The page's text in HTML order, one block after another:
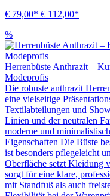
€ 79,00* € 112,00*
%
Herrenbüste Anthrazit –
Modeprofis
Die robuste anthrazit
eine vielseitige
Textilabteilungen und
Linien und der neutralen
moderne und
Eigenschaften Die Büste
ist besonders pflegeleicht
Oberfläche setzt Kleidung
sorgt für eine klare,
mit Standfuß als auch